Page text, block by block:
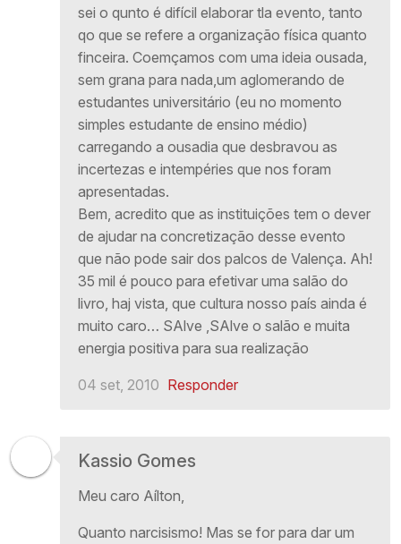
sei o qunto é difícil elaborar tla evento, tanto
qo que se refere a organização física quanto
finceira. Coemçamos com uma ideia ousada,
sem grana para nada,um aglomerando de
estudantes universitário (eu no momento
simples estudante de ensino médio)
carregando a ousadia que desbravou as
incertezas e intempéries que nos foram
apresentadas.
Bem, acredito que as instituições tem o dever
de ajudar na concretização desse evento
que não pode sair dos palcos de Valença. Ah!
35 mil é pouco para efetivar uma salão do
livro, haj vista, que cultura nosso país ainda é
muito caro… SAlve ,SAlve o salão e muita
energia positiva para sua realização
04 set, 2010 Responder
Kassio Gomes
Meu caro Aílton,
Quanto narcisismo! Mas se for para dar um